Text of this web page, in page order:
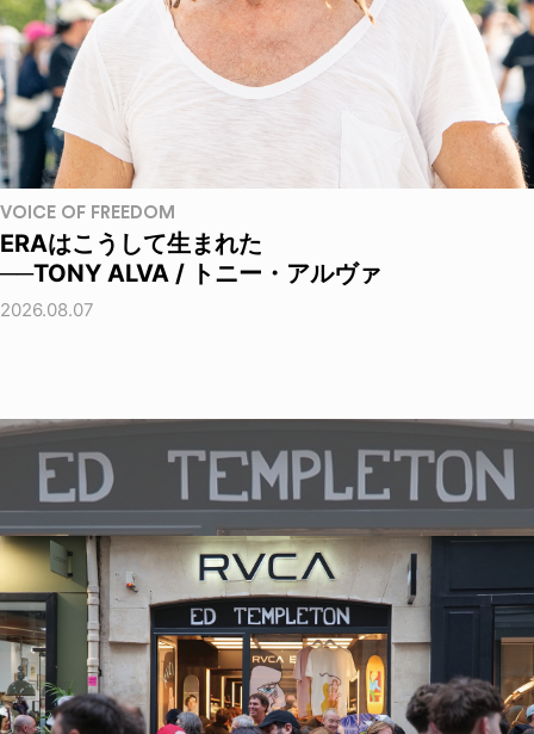
VOICE OF FREEDOM
ERAはこうして生まれた
──TONY ALVA / トニー・アルヴァ
2026.08.07